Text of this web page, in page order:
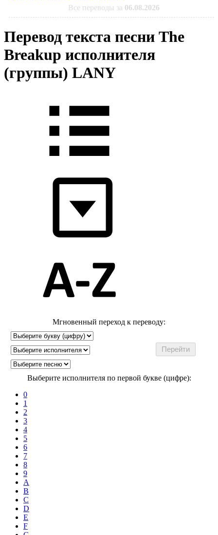
Все переводы за 06.08.2026
Перевод текста песни The
Breakup исполнителя
(группы) LANY
Мгновенный переход к переводу:
Выберите исполнителя по первой букве (цифре):
0
1
2
3
4
5
6
7
8
9
A
B
C
D
E
F